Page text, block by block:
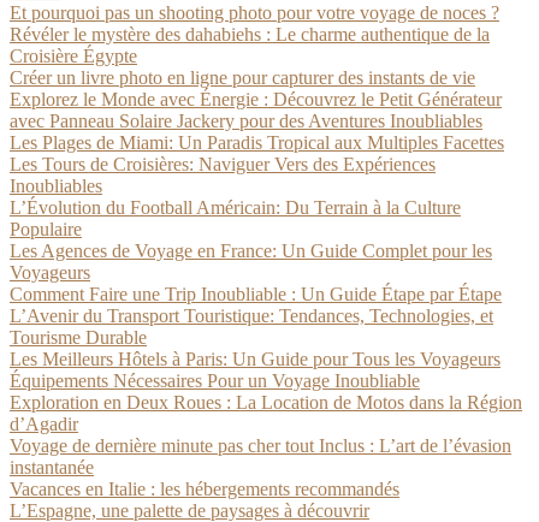
Et pourquoi pas un shooting photo pour votre voyage de noces ?
Révéler le mystère des dahabiehs : Le charme authentique de la
Croisière Égypte
Créer un livre photo en ligne pour capturer des instants de vie
Explorez le Monde avec Énergie : Découvrez le Petit Générateur
avec Panneau Solaire Jackery pour des Aventures Inoubliables
Les Plages de Miami: Un Paradis Tropical aux Multiples Facettes
Les Tours de Croisières: Naviguer Vers des Expériences
Inoubliables
L’Évolution du Football Américain: Du Terrain à la Culture
Populaire
Les Agences de Voyage en France: Un Guide Complet pour les
Voyageurs
Comment Faire une Trip Inoubliable : Un Guide Étape par Étape
L’Avenir du Transport Touristique: Tendances, Technologies, et
Tourisme Durable
Les Meilleurs Hôtels à Paris: Un Guide pour Tous les Voyageurs
Équipements Nécessaires Pour un Voyage Inoubliable
Exploration en Deux Roues : La Location de Motos dans la Région
d’Agadir
Voyage de dernière minute pas cher tout Inclus : L’art de l’évasion
instantanée
Vacances en Italie : les hébergements recommandés
L’Espagne, une palette de paysages à découvrir